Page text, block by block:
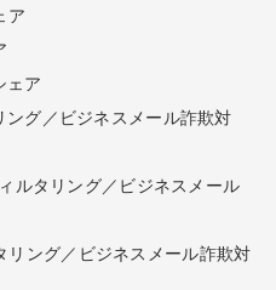
ア
ア
／ビジネスメール詐欺対
タリング／ビジネスメール
ング／ビジネスメール詐欺対